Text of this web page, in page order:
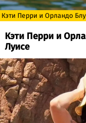
Кэти Перри и Орландо
Кэти Перри и
Луисе